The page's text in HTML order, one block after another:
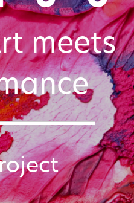
meets